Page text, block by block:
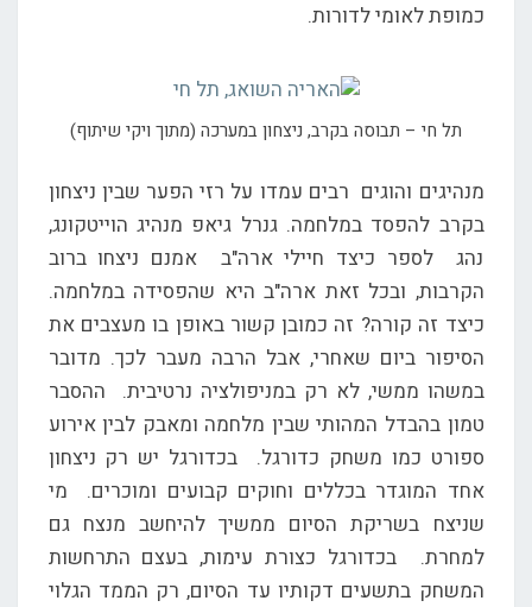
כמופת לאומי לדורות.
תל חי – תבוסה בקרב, ניצחון במערכה (מתוך ויקי שיתוף)
מנהיגים והוגים רבים עמדו על רזי הפער שבין ניצחון
בקרב להפסד במלחמה. גנרל גיאפ מנהיג הוייטקונג,
נהג לספר כיצד חיילי ארה"ב אמנם ניצחו ברוב
הקרבות, ובכל זאת ארה"ב היא שהפסידה במלחמה.
כיצד זה קורה? זה כמובן קשור באופן בו מעצבים את
הסיפור ביום שאחרי, אבל הרבה מעבר לכך. מדובר
במשהו ממשי, לא רק במניפולציה נרטיבית. ההסבר
טמון בהבדל המהותי שבין מלחמה ומאבק לבין אירוע
ספורט כמו משחק כדורגל. בכדורגל יש רק ניצחון
אחד המוגדר בכללים וחוקים קבועים ומוכרים. מי
שניצח בשריקת הסיום ממשיך להיחשב מנצח גם
למחרת. בכדורגל כצורת עימות, בעצם התרחשות
המשחק בתשעים דקותיו עד הסיום, רק הממד הגלוי